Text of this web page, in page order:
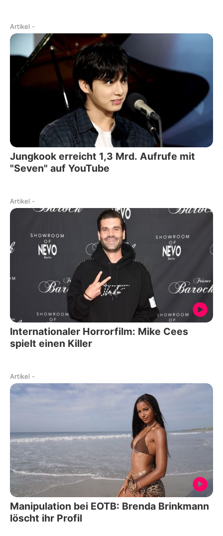
Artikel -
Jungkook erreicht 1,3 Mrd. Aufrufe mit
"Seven" auf YouTube
Artikel -
Internationaler Horrorfilm: Mike Cees
spielt einen Killer
Artikel -
Manipulation bei EOTB: Brenda Brinkmann
löscht ihr Profil